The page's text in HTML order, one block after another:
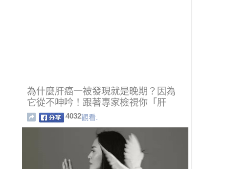
為什麼肝癌一被發現就是晚期？因為
它從不呻吟！跟著專家檢視你「肝
淨」嗎？4032觀看.